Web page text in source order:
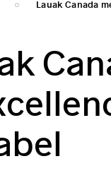
Lauak Canada